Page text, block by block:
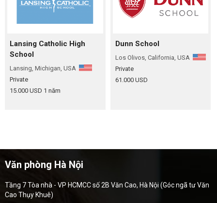
Lansing Catholic High
School
Lansing, Michigan, USA
Private
15.000 USD 1 năm
Dunn School
Los Olivos, California, USA
Private
61.000 USD
Văn phòng Hà Nội
Tầng 7 Tòa nhà - VP HCMCC số 2B Văn Cao, Hà Nội (Góc ngã tư Văn
Cao Thụy Khuê)